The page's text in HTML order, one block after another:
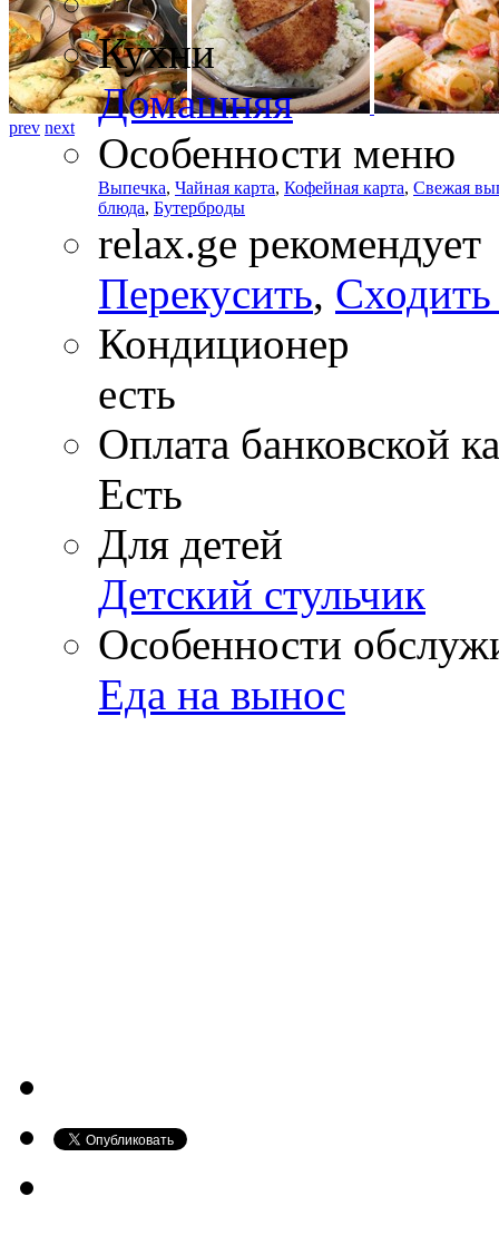
prev next
Кухни
Домашняя
Особенности меню
Выпечка, Чайная карта, Кофейная карта, Свежая
блюда, Бутерброды
relax.ge рекомендует
Перекусить, Сходить
Кондиционер
есть
Оплата банковской
Есть
Для детей
Детский стульчик
Особенности
Еда на вынос